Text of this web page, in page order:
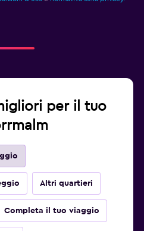
per il tuo
Altri quartieri
Completa il tuo viaggio